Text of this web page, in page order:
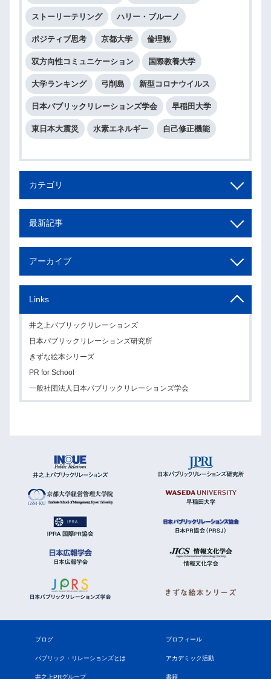
ストーリーテリング ハリー・ブルーノ
ポジティブ思考 京都大学 倫理観
双方向性コミュニケーション 国際教養大学
大学ランキング 弓削島 新型コロナウイルス
日本パブリックリレーションズ学会 早稲田大学
東日本大震災 水素エネルギー 自己修正機能
カテゴリ
最新記事
アーカイブ
Links
井之上パブリックリレーションズ
日本パブリックリレーションズ研究所
きずな絵本シリーズ
PR for School
一般社団法人日本パブリックリレーションズ学会
ブログ プロフィール
パブリック・リレーションズとは アカデミック活動
井之上PRグループ 書籍